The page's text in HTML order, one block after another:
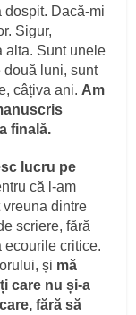
dospit. Dacă-mi
Sigur,
alta. Sunt unele
două luni, sunt
câțiva ani. Am
finală.
lucru pe
că l-am
vreuna dintre
scriere, fără
ecourile critice.
și mă
care nu și-a
fără să